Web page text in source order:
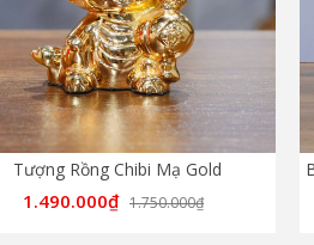
Tượng Rồng Chibi Mạ Gold
1.490.000₫ 1.750.000₫